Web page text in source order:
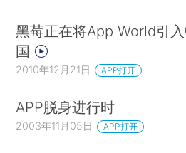
黑莓正在将App World引
国
2010年12月21日 APP打开
APP脱身进行时
2003年11月05日 APP打开